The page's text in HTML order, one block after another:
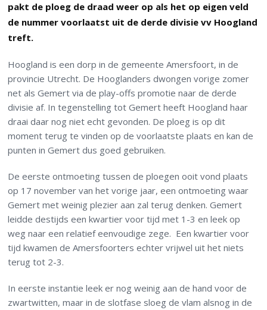
pakt de ploeg de draad weer op als het op eigen veld
de nummer voorlaatst uit de derde divisie vv Hoogland
treft.
Hoogland is een dorp in de gemeente Amersfoort, in de
provincie Utrecht. De Hooglanders dwongen vorige zomer
net als Gemert via de play-offs promotie naar de derde
divisie af. In tegenstelling tot Gemert heeft Hoogland haar
draai daar nog niet echt gevonden. De ploeg is op dit
moment terug te vinden op de voorlaatste plaats en kan de
punten in Gemert dus goed gebruiken.
De eerste ontmoeting tussen de ploegen ooit vond plaats
op 17 november van het vorige jaar, een ontmoeting waar
Gemert met weinig plezier aan zal terug denken. Gemert
leidde destijds een kwartier voor tijd met 1-3 en leek op
weg naar een relatief eenvoudige zege. Een kwartier voor
tijd kwamen de Amersfoorters echter vrijwel uit het niets
terug tot 2-3.
In eerste instantie leek er nog weinig aan de hand voor de
zwartwitten, maar in de slotfase sloeg de vlam alsnog in de